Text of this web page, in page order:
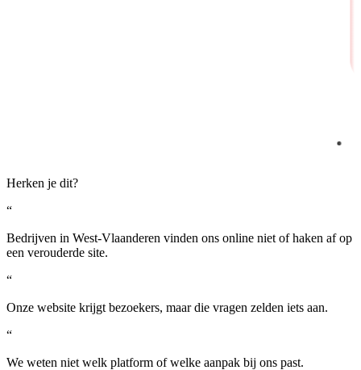
Herken je dit?
“
Bedrijven in West-Vlaanderen vinden ons online niet of haken af op
een verouderde site.
“
Onze website krijgt bezoekers, maar die vragen zelden iets aan.
“
We weten niet welk platform of welke aanpak bij ons past.